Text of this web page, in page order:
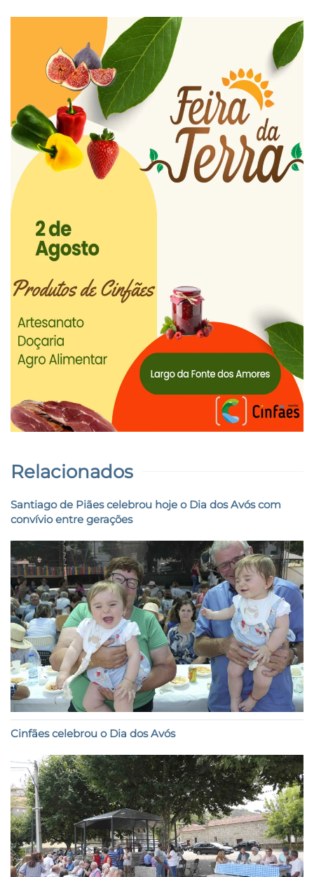
Relacionados
Santiago de Piães celebrou hoje o Dia dos Avós com
convívio entre gerações
Cinfães celebrou o Dia dos Avós